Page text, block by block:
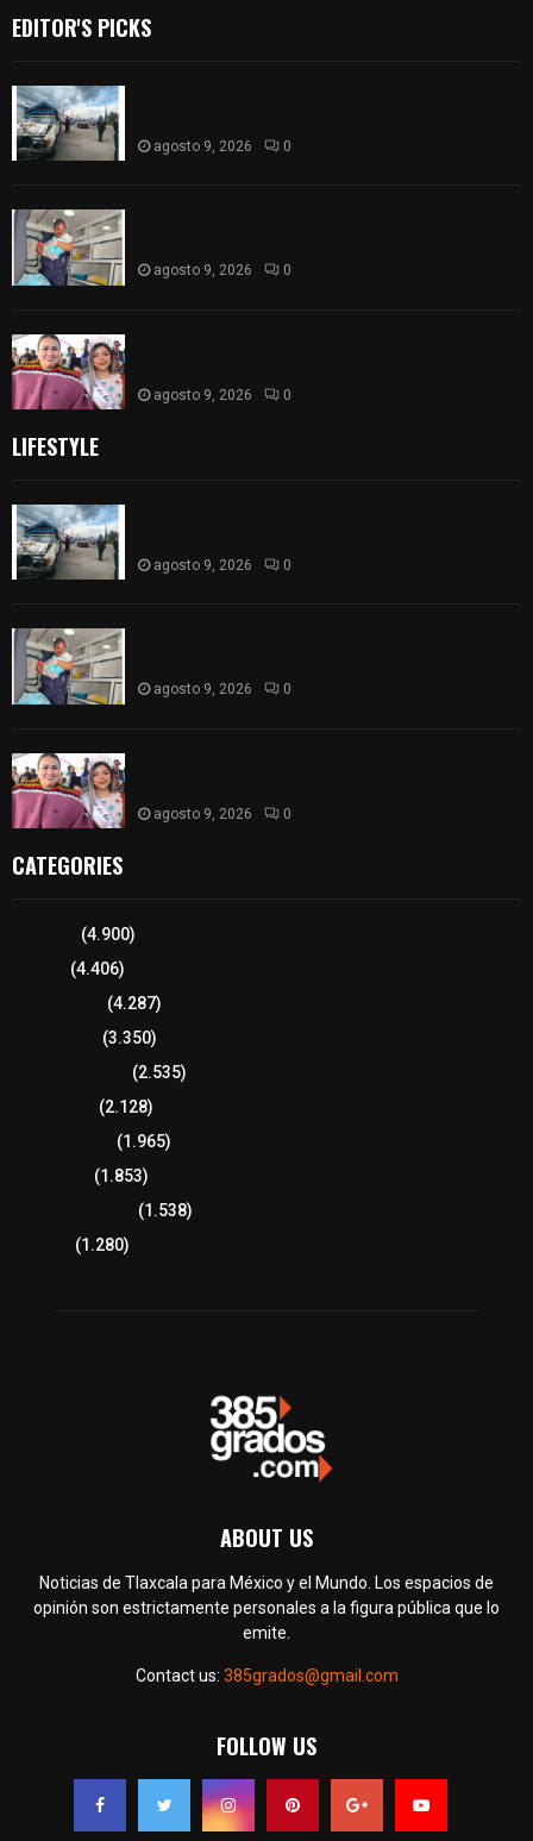
EDITOR'S PICKS
agosto 9, 2026 0
agosto 9, 2026 0
agosto 9, 2026 0
LIFESTYLE
agosto 9, 2026 0
agosto 9, 2026 0
agosto 9, 2026 0
CATEGORIES
(4.900)
(4.406)
(4.287)
(3.350)
(2.535)
(2.128)
(1.965)
(1.853)
(1.538)
(1.280)
ABOUT US
Noticias de Tlaxcala para México y el Mundo. Los espacios de
opinión son estrictamente personales a la figura pública que lo
emite.
Contact us: 385grados@gmail.com
FOLLOW US